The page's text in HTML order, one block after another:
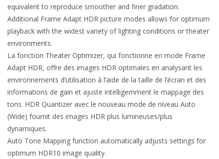
equivalent to reproduce smoother and finer gradation.
Additional Frame Adapt HDR picture modes allows for optimum
playback with the widest variety of lighting conditions or theater
environments.
La fonction Theater Optimizer, qui fonctionne en mode Frame
Adapt HDR, offre des images HDR optimales en analysant les
environnements d’utilisation à l’aide de la taille de l’écran et des
informations de gain et ajuste intelligemment le mappage des
tons. HDR Quantizer avec le nouveau mode de niveau Auto
(Wide) fournit des images HDR plus lumineuses/plus
dynamiques.
Auto Tone Mapping function automatically adjusts settings for
optimum HDR10 image quality.